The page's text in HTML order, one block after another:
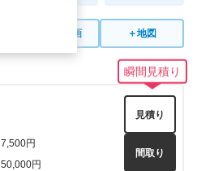
室内動画 ＋地図
瞬間見積り
7,500円
50,000円
見積り
間取り